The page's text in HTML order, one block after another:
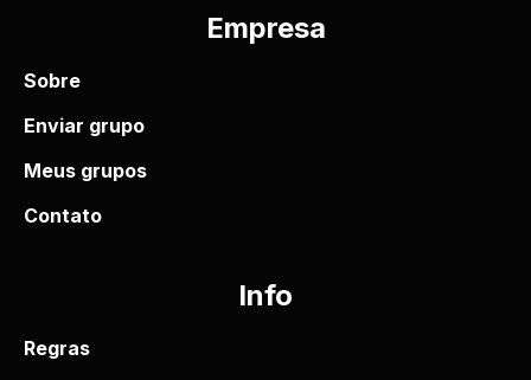
Empresa
Sobre
Enviar grupo
Meus grupos
Contato
Info
Regras